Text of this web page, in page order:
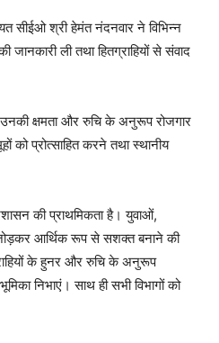
सीईओ श्री हेमंत नंदनवार ने विभिन्न
जानकारी ली तथा हितग्राहियों से संवाद
उनकी क्षमता और रुचि के अनुरूप रोजगार
को प्रोत्साहित करने तथा स्थानीय
की प्राथमिकता है। युवाओं,
जोड़कर आर्थिक रूप से सशक्त बनाने की
के हुनर और रुचि के अनुरूप
निभाएं। साथ ही सभी विभागों को